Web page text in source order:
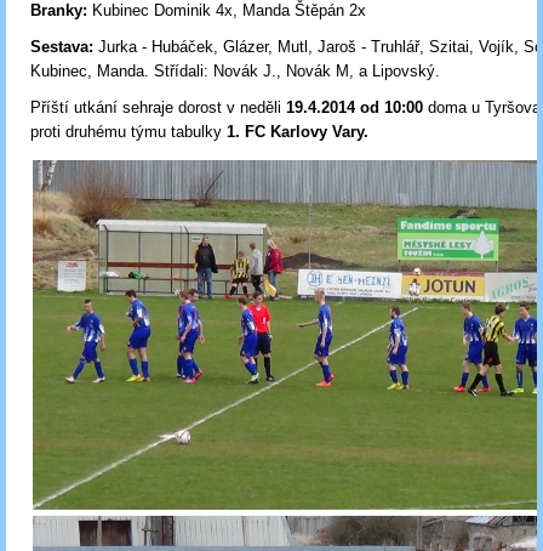
Branky: Kubinec Dominik 4x, Manda Štěpán 2x
Sestava: Jurka - Hubáček, Glázer, Mutl, Jaroš - Truhlář, Szitai, Vojík,
Kubinec, Manda. Střídali: Novák J., Novák M, a Lipovský.
Příští utkání sehraje dorost v neděli 19.4.2014 od 10:00 doma u
proti druhému týmu tabulky 1. FC Karlovy Vary.